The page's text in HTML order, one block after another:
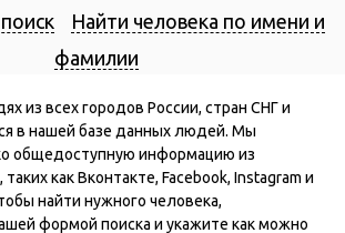
Найти человека по имени и
фамилии
из всех городов России, стран СНГ и
в нашей базе данных людей. Мы
общедоступную информацию из
как Вконтакте, Facebook, Instagram и
найти нужного человека,
формой поиска и укажите как можно